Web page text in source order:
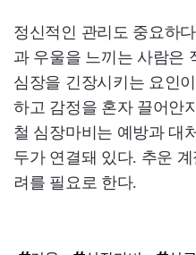
정신적인 관리도 중요하
과 우울을 느끼는 사람은
심장을 긴장시키는 요인
하고 감정을 혼자 끌어안
철 심장마비는 예방과 대
두가 연결돼 있다. 추운
려를 필요로 한다.